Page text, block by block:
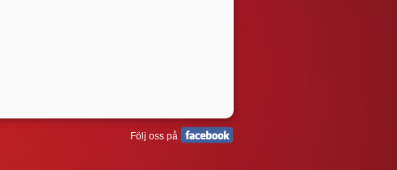
Följ oss på